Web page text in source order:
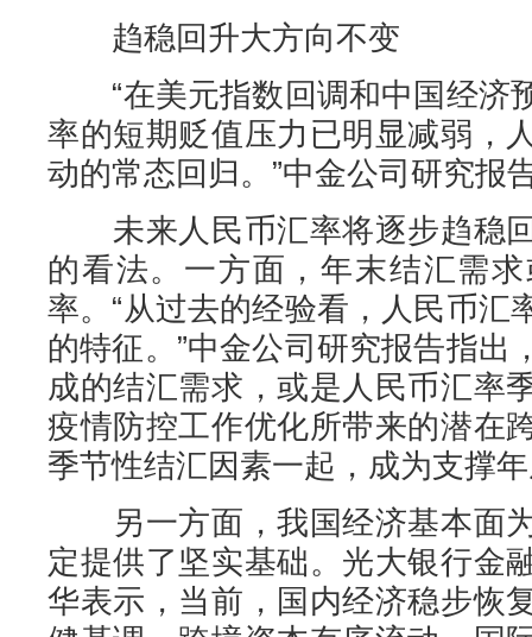
趋稳回升大方向不变
“在美元指数回调和中国经济
率的短期贬值压力已明显减弱，
动的常态回归。”中金公司研究报
未来人民币汇率将逐步趋稳
的看法。一方面，年末结汇需
率。“从过去的经验看，人民币汇
的特征。”中金公司研究报告指出
成的结汇需求，或是人民币汇率
疫情防控工作优化所带来的潜在
季节性结汇因素一起，成为支撑
另一方面，我国经济基本面
定提供了坚实基础。光大银行金
华表示，当前，国内经济稳步恢